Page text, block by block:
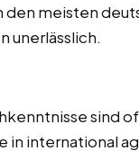
den meisten
unerlässlich.
sind
in international